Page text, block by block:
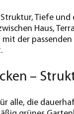
Tiefe
Haus,
der
–
alle, die